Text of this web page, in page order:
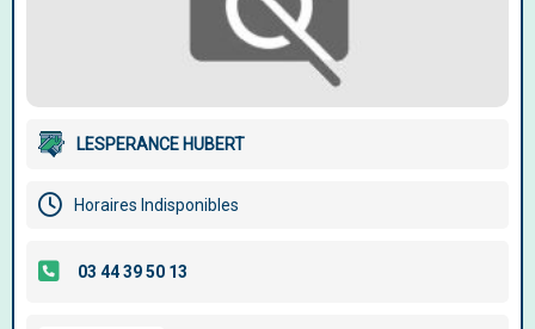
LESPERANCE HUBERT
Horaires Indisponibles